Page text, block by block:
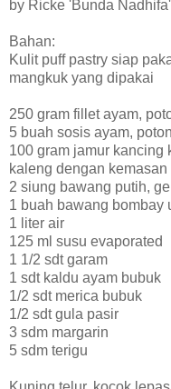
by Ricke 'Bunda Nadhifa'
Bahan:
Kulit puff pastry siap
mangkuk yang dipakai
250 gram fillet ayam,
5 buah sosis ayam,
100 gram jamur kancing
kaleng dengan
2 siung bawang putih,
1 buah bawang bombay
1 liter air
125 ml susu evaporated
1 1/2 sdt garam
1 sdt kaldu ayam bubuk
1/2 sdt merica bubuk
1/2 sdt gula pasir
3 sdm margarin
5 sdm terigu